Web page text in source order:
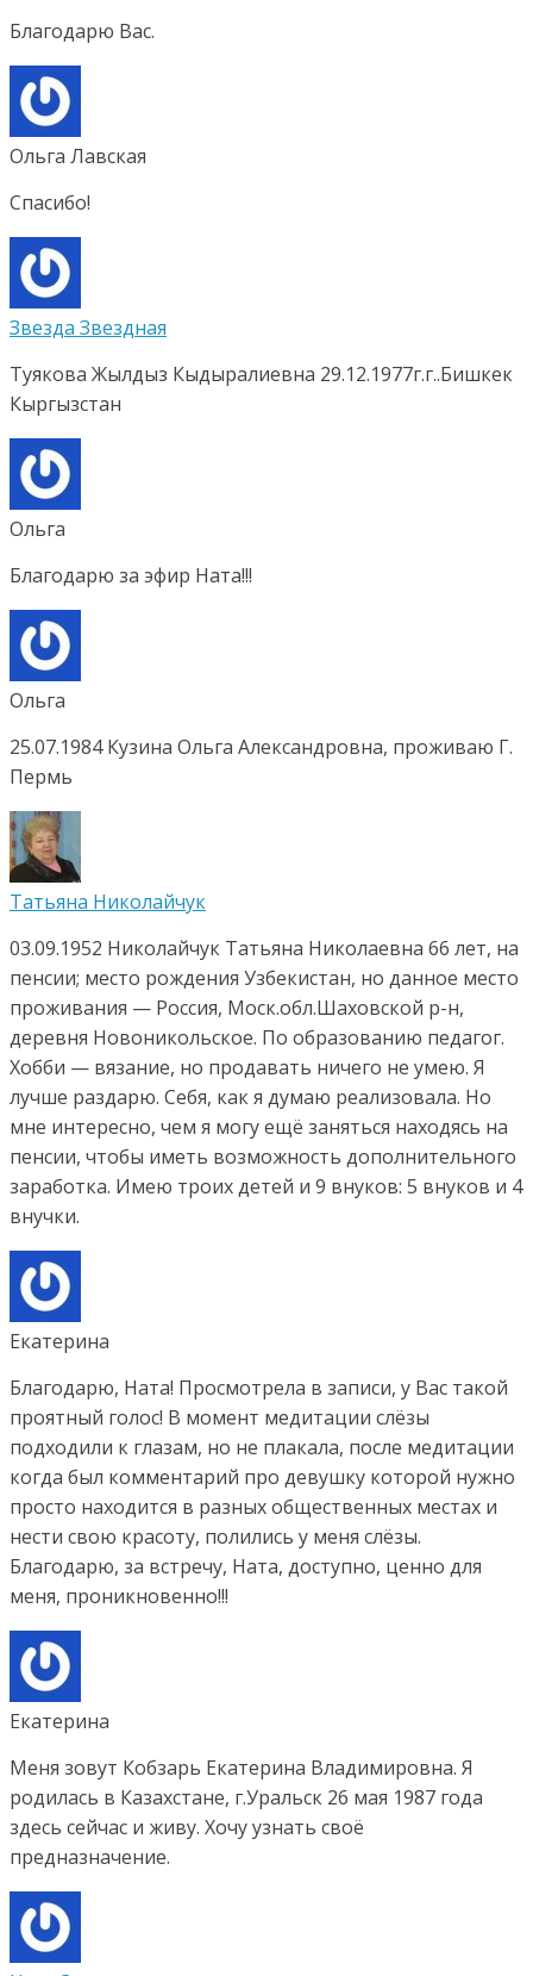
Благодарю Вас.
Ольга Лавская
Спасибо!
Звезда Звездная
Туякова Жылдыз Кыдыралиевна 29.12.1977г.г..Бишкек
Кыргызстан
Ольга
Благодарю за эфир Ната!!!
Ольга
25.07.1984 Кузина Ольга Александровна, проживаю Г.
Пермь
Татьяна Николайчук
03.09.1952 Николайчук Татьяна Николаевна 66 лет, на
пенсии; место рождения Узбекистан, но данное место
проживания — Россия, Моск.обл.Шаховской р-н,
деревня Новоникольское. По образованию педагог.
Хобби — вязание, но продавать ничего не умею. Я
лучше раздарю. Себя, как я думаю реализовала. Но
мне интересно, чем я могу ещё заняться находясь на
пенсии, чтобы иметь возможность дополнительного
заработка. Имею троих детей и 9 внуков: 5 внуков и 4
внучки.
Екатерина
Благодарю, Ната! Просмотрела в записи, у Вас такой
проятный голос! В момент медитации слёзы
подходили к глазам, но не плакала, после медитации
когда был комментарий про девушку которой нужно
просто находится в разных общественных местах и
нести свою красоту, полились у меня слёзы.
Благодарю, за встречу, Ната, доступно, ценно для
меня, проникновенно!!!
Екатерина
Меня зовут Кобзарь Екатерина Владимировна. Я
родилась в Казахстане, г.Уральск 26 мая 1987 года
здесь сейчас и живу. Хочу узнать своё
предназначение.